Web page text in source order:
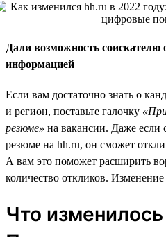
Дали возможность
информацией
Если вам достаточно знать о
и регион, поставьте галочку
резюме» на вакансии. Даже если
резюме на hh.ru, он сможет
А вам это поможет расширить
количество откликов.
Что